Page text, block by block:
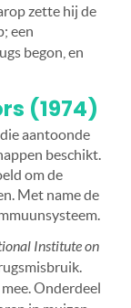
zette hij de
een
begon, en
(1974)
aantoonde
beschikt.
om de
Met name de
Institute on
mee. Onderdeel